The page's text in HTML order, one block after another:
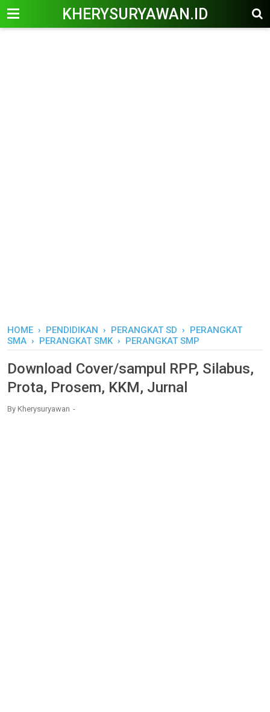
KHERYSURYAWAN.ID
HOME › PENDIDIKAN › PERANGKAT SD › PERANGKAT
SMA › PERANGKAT SMK › PERANGKAT SMP
Download Cover/sampul RPP, Silabus,
Prota, Prosem, KKM, Jurnal
By Kherysuryawan